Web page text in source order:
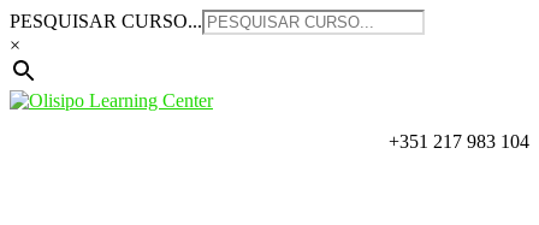
Saltar
para
o
conteúdo
PESQUISAR CURSO...
×
+351 217 983 104